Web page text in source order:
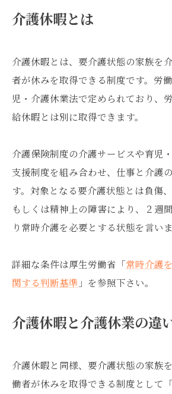
介護休暇とは
介護休暇とは、要介護状態の家族を
者が休みを取得できる制度です。労
児・介護休業法で定められており、
給休暇とは別に取得できます。
介護保険制度の介護サービスや育児
支援制度を組み合わせ、仕事と介護
す。対象となる要介護状態とは負傷
もしくは精神上の障害により、２週
り常時介護を必要とする状態を言いま
詳細な条件は厚生労働省「常時介護
関する判断基準 」を参照下さい。
介護休暇と介護休業の違
介護休暇と同様、要介護状態の家族
働者が休みを取得できる制度として